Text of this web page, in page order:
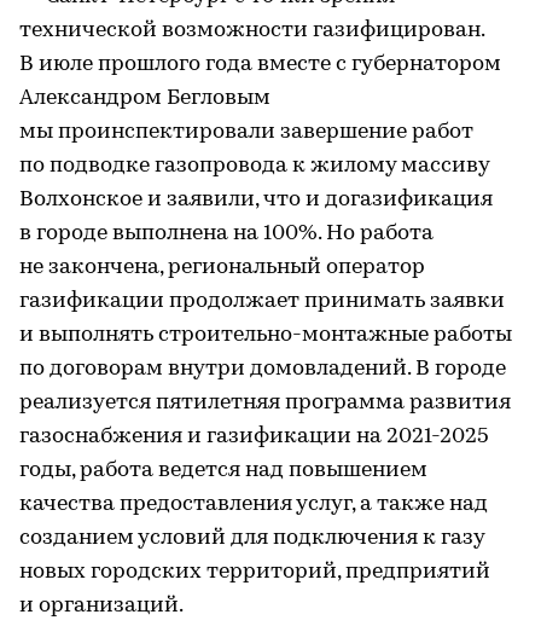
технической возможности газифицирован.
В июле прошлого года вместе с губернатором
Александром Бегловым
мы проинспектировали завершение работ
по подводке газопровода к жилому массиву
Волхонское и заявили, что и догазификация
в городе выполнена на 100%. Но работа
не закончена, региональный оператор
газификации продолжает принимать заявки
и выполнять строительно-монтажные работы
по договорам внутри домовладений. В городе
реализуется пятилетняя программа развития
газоснабжения и газификации на 2021-2025
годы, работа ведется над повышением
качества предоставления услуг, а также над
созданием условий для подключения к газу
новых городских территорий, предприятий
и организаций.